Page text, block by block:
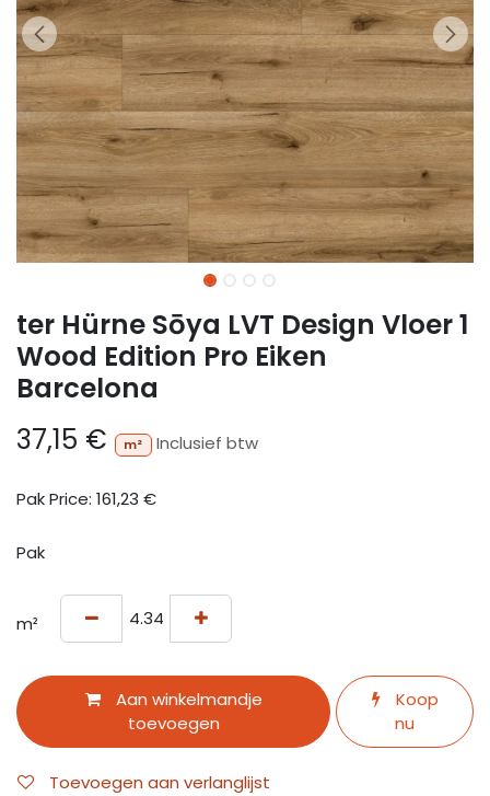
ter Hürne Sōya LVT Design Vloer 1
Wood Edition Pro Eiken
Barcelona
37,15 € m² Inclusief btw
Pak Price: 161,23 €
Pak
m²
Aan winkelmandje
toevoegen
Koop
nu
Toevoegen aan verlanglijst